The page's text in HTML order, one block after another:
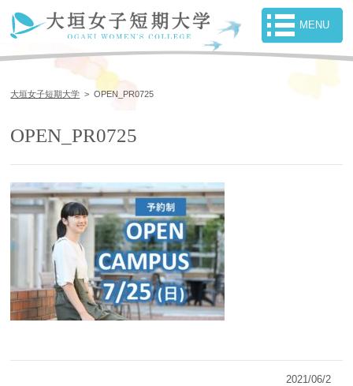
大垣女子短期大学 >OPEN_PR0725
OPEN_PR0725
2021/06/2